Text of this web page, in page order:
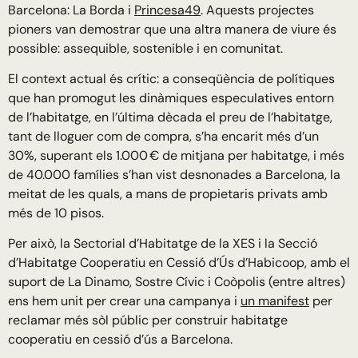
Barcelona: La Borda i Princesa49. Aquests projectes
pioners van demostrar que una altra manera de viure és
possible: assequible, sostenible i en comunitat.
El context actual és crític: a conseqüència de polítiques
que han promogut les dinàmiques especulatives entorn
de l’habitatge, en l’última dècada el preu de l’habitatge,
tant de lloguer com de compra, s’ha encarit més d’un
30%, superant els 1.000 € de mitjana per habitatge, i més
de 40.000 famílies s’han vist desnonades a Barcelona, la
meitat de les quals, a mans de propietaris privats amb
més de 10 pisos.
Per això, la Sectorial d’Habitatge de la XES i la Secció
d’Habitatge Cooperatiu en Cessió d’Ús d’Habicoop, amb el
suport de La Dinamo, Sostre Cívic i Coòpolis (entre altres)
ens hem unit per crear una campanya i un manifest per
reclamar més sòl públic per construir habitatge
cooperatiu en cessió d’ús a Barcelona.